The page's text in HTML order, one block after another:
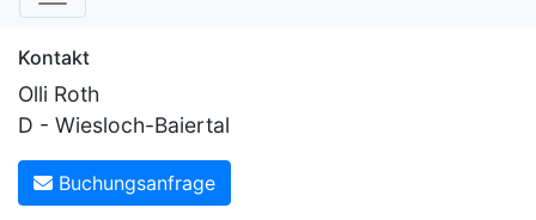
Kontakt
Olli Roth
D - Wiesloch-Baiertal
Buchungsanfrage